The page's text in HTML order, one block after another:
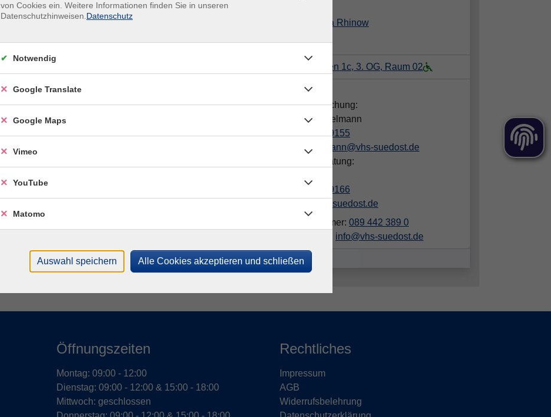
Petra Rhinow
Otb, Haidgraben 1c, 3. OG, Raum 02
Kontakt:
Fragen zur Buchung:
Sandra Hämmelmann
089/442389155
haemmelmann@vhs-suedost.de
Fachliche Beratung:
089/442389166
luber@vhs-suedost.de
Telefonnummer: 089 442 389 0
info@vhs-suedost.de
Öffnungszeiten
Montag: 09:00 - 12:00
Dienstag: 09:00 - 12:00 & 15:00 - 18:00
Mittwoch: geschlossen
Rechtliches
Impressum
AGB
Widerrufsbelehrung
von Cookies ein. Weitere Informationen finden Sie in unseren
Datenschutzhinweisen. Datenschutz
Notwendig
Google Translate
Google Maps
Vimeo
YouTube
Matomo
Auswahl speichern Alle Cookies akzeptieren und schließen